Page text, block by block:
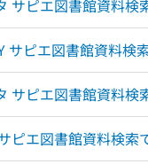
サピエ図書館資料検
サピエ図書館資料検
サピエ図書館資料検
ピエ図書館資料検索